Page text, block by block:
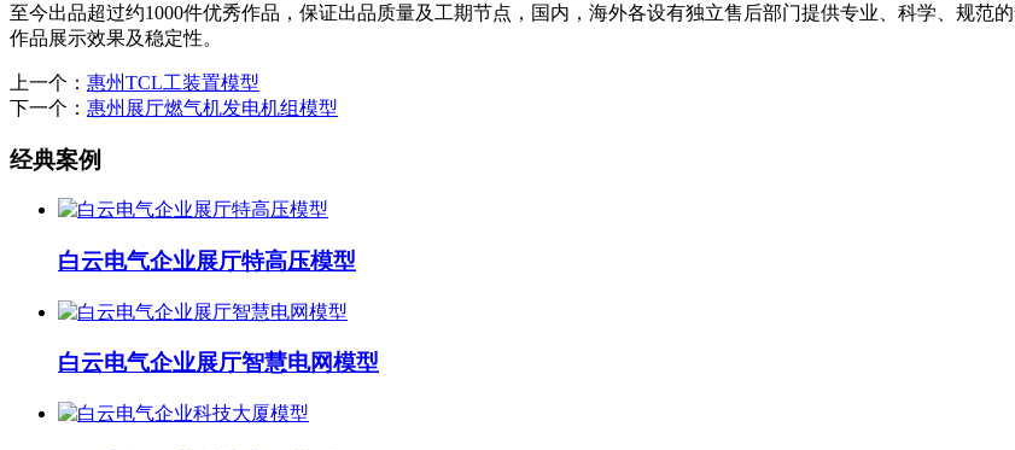
至今出品超过约1000件优秀作品，保证出品质量及工期节点，国内，海外各设有独立售后部门提供专业、科学、规范
作品展示效果及稳定性。
上一个： 惠州TCL工装置模型
下一个： 惠州展厅燃气机发电机组模型
经典案例
白云电气企业展厅特高压模型
白云电气企业展厅智慧电网模型